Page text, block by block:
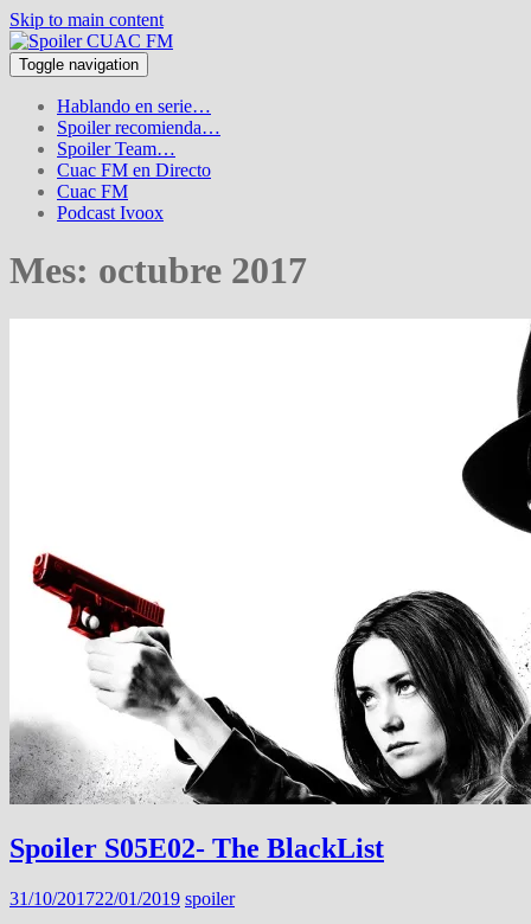
Skip to main content
Toggle navigation
Hablando en serie…
Spoiler recomienda…
Spoiler Team…
Cuac FM en Directo
Cuac FM
Podcast Ivoox
Mes: octubre 2017
Spoiler S05E02- The BlackList
31/10/201722/01/2019 spoiler